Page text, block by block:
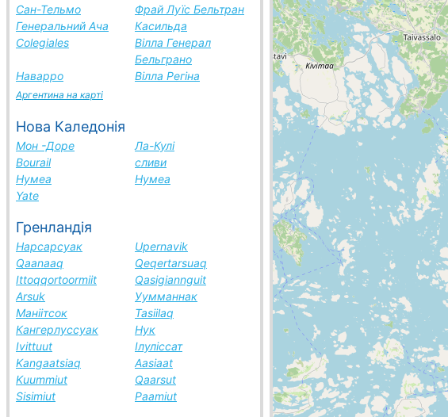
Сан-Тельмо
Фрай Луїс Бельтран
Генеральний Ача
Касильда
Colegiales
Вілла Генерал
Бельграно
Наварро
Вілла Регіна
Аргентина на карті
Нова Каледонія
Мон -Доре
Ла-Кулі
Bourail
сливи
Нумеа
Нумеа
Yate
Гренландія
Нарсарсуак
Upernavik
Qaanaaq
Qeqertarsuaq
Ittoqqortoormiit
Qasigiannguit
Arsuk
Уумманнак
Маніітсок
Tasiilaq
Кангерлуссуак
Нук
Ivittuut
Ілуліссат
Kangaatsiaq
Aasiaat
Kuummiut
Qaarsut
Sisimiut
Paamiut